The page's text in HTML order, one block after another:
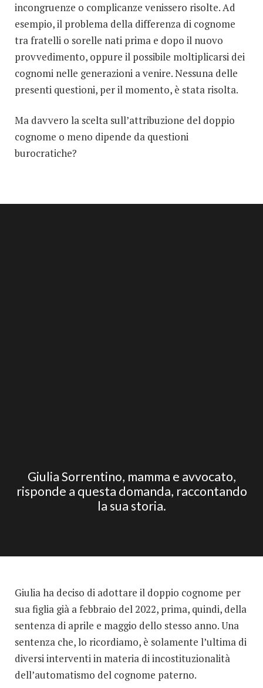
incongruenze o complicanze venissero risolte. Ad
esempio, il problema della differenza di cognome
tra fratelli o sorelle nati prima e dopo il nuovo
provvedimento, oppure il possibile moltiplicarsi dei
cognomi nelle generazioni a venire. Nessuna delle
presenti questioni, per il momento, è stata risolta.
Ma davvero la scelta sull’attribuzione del doppio
cognome o meno dipende da questioni
burocratiche?
Giulia Sorrentino, mamma e avvocato,
risponde a questa domanda, raccontando
la sua storia.
Giulia ha deciso di adottare il doppio cognome per
sua figlia già a febbraio del 2022, prima, quindi, della
sentenza di aprile e maggio dello stesso anno. Una
sentenza che, lo ricordiamo, è solamente l’ultima di
diversi interventi in materia di incostituzionalità
dell’automatismo del cognome paterno.